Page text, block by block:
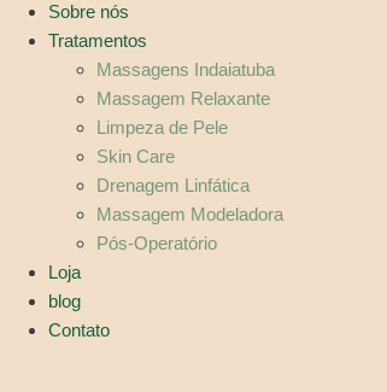
Sobre nós
Tratamentos
Massagens Indaiatuba
Massagem Relaxante
Limpeza de Pele
Skin Care
Drenagem Linfática
Massagem Modeladora
Pós-Operatório
Loja
blog
Contato